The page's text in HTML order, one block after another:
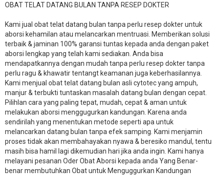
OBAT TELAT DATANG BULAN TANPA RESEP DOKTER
Kami jual obat telat datang bulan tanpa perlu resep dokter untuk
aborsi kehamilan atau melancarkan mentruasi. Memberikan solusi
terbaik & jaminan 100% garansi tuntas kepada anda dengan paket
aborsi lengkap yang telah kami sediakan. Anda bisa
mendapatkannya dengan mudah tanpa perlu resep dokter tanpa
perlu ragu & khawatir tentangt keamanan juga keberhasilannya.
Kami menjual obat telat datang bulan asli cytotec yang ampuh,
manjur & terbukti tuntaskan masalah datang bulan dengan cepat.
Pilihlan cara yang paling tepat, mudah, cepat & aman untuk
melakukan aborsi menggugurkan kandungan. Karena anda
sendirilah yang menentukan metode seperti apa untuk
melancarkan datang bulan tanpa efek samping. Kami menjamin
proses tidak akan membahayakan nyawa & beresiko mandul, tentu
masih bisa hamil lagi dikemudian hari jika anda ingin. Kami hanya
melayani pesanan Oder Obat Aborsi kepada anda Yang Benar-
benar membutuhkan Obat untuk Menguggurkan Kandungan